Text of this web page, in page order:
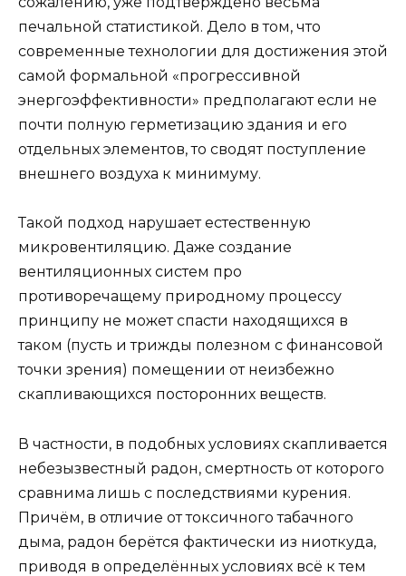
печальной статистикой. Дело в том, что
современные технологии для достижения этой
самой формальной «прогрессивной
энергоэффективности» предполагают если не
почти полную герметизацию здания и его
отдельных элементов, то сводят поступление
внешнего воздуха к минимуму.
Такой подход нарушает естественную
микровентиляцию. Даже создание
вентиляционных систем про
противоречащему природному процессу
принципу не может спасти находящихся в
таком (пусть и трижды полезном с финансовой
точки зрения) помещении от неизбежно
скапливающихся посторонних веществ.
В частности, в подобных условиях скапливается
небезызвестный радон, смертность от которого
сравнима лишь с последствиями курения.
Причём, в отличие от токсичного табачного
дыма, радон берётся фактически из ниоткуда,
приводя в определённых условиях всё к тем